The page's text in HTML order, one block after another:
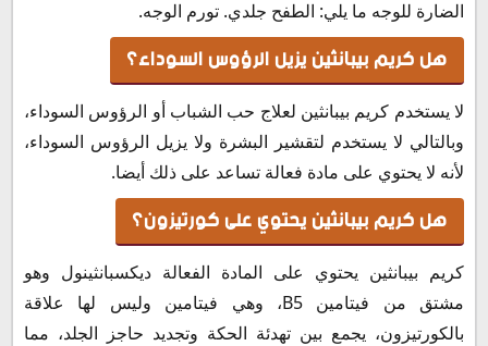
الضارة للوجه ما يلي: الطفح جلدي. تورم الوجه.
هل كريم بيبانثين يزيل الرؤوس السوداء؟
لا يستخدم كريم بيبانثين لعلاج حب الشباب أو الرؤوس السوداء،
وبالتالي لا يستخدم لتقشير البشرة ولا يزيل الرؤوس السوداء،
لأنه لا يحتوي على مادة فعالة تساعد على ذلك أيضا.
هل كريم بيبانثين يحتوي على كورتيزون؟
كريم بيبانثين يحتوي على المادة الفعالة ديكسبانثينول وهو
مشتق من فيتامين B5، وهي فيتامين وليس لها علاقة
بالكورتيزون، يجمع بين تهدئة الحكة وتجديد حاجز الجلد، مما